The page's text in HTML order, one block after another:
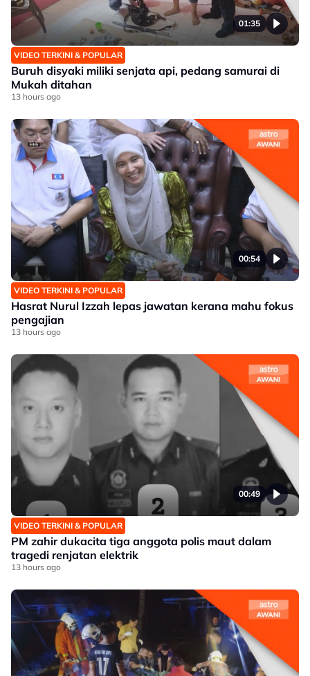
01:35
VIDEO TERKINI & POPULAR
Buruh disyaki miliki senjata api, pedang samurai di
Mukah ditahan
13 hours ago
00:54
VIDEO TERKINI & POPULAR
Hasrat Nurul Izzah lepas jawatan kerana mahu fokus
pengajian
13 hours ago
00:49
VIDEO TERKINI & POPULAR
PM zahir dukacita tiga anggota polis maut dalam
tragedi renjatan elektrik
13 hours ago